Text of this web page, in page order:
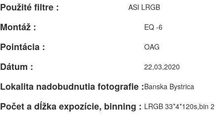
Použité filtre : ASI LRGB
Montáž : EQ -6
Pointácia : OAG
Dátum : 22,03,2020
Lokalita nadobudnutia fotografie :Banska Bystrica
Počet a dĺžka expozície, binning : LRGB 33*4*120s,bin 2